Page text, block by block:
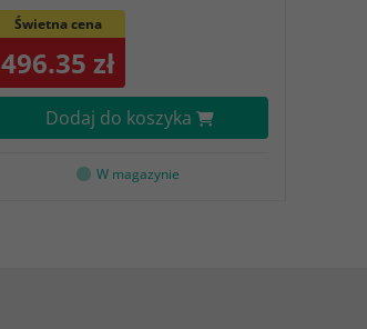
Świetna cena
496.35 zł
Dodaj do koszyka
W magazynie